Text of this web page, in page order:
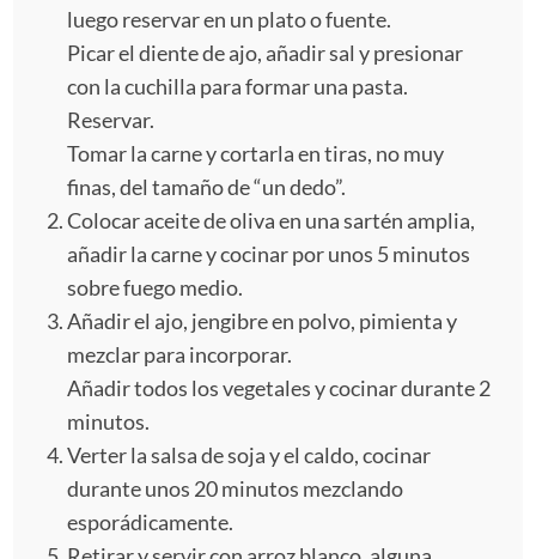
luego reservar en un plato o fuente.
Picar el diente de ajo, añadir sal y presionar
con la cuchilla para formar una pasta.
Reservar.
Tomar la carne y cortarla en tiras, no muy
finas, del tamaño de “un dedo”.
Colocar aceite de oliva en una sartén amplia,
añadir la carne y cocinar por unos 5 minutos
sobre fuego medio.
Añadir el ajo, jengibre en polvo, pimienta y
mezclar para incorporar.
Añadir todos los vegetales y cocinar durante 2
minutos.
Verter la salsa de soja y el caldo, cocinar
durante unos 20 minutos mezclando
esporádicamente.